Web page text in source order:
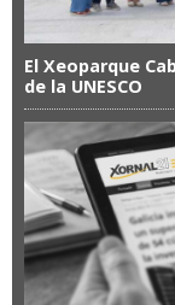
El Xeoparque
de la UNESCO